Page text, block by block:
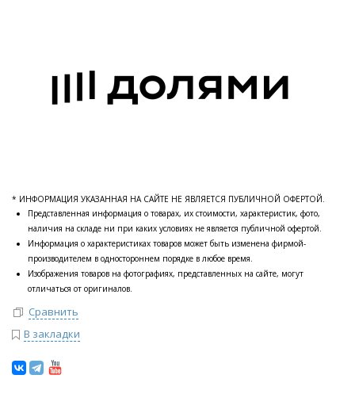
* ИНФОРМАЦИЯ УКАЗАННАЯ НА САЙТЕ НЕ ЯВЛЯЕТСЯ ПУБЛИЧНОЙ ОФЕРТОЙ.
Представленная информация о товарах, их стоимости, характеристик, фото,
наличия на складе ни при каких условиях не является публичной офертой.
Информация о характеристиках товаров может быть изменена фирмой-
производителем в одностороннем порядке в любое время.
Изображения товаров на фотографиях, представленных на сайте, могут
отличаться от оригиналов.
Сравнить
В закладки